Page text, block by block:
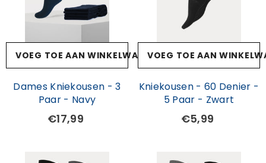
VOEG TOE AAN WINKELWAGEN
Dames Kniekousen - 3
Paar - Navy
€17,99
VOEG TOE AAN
Kniekousen - 60 Denier -
5 Paar - Zwart
€5,99